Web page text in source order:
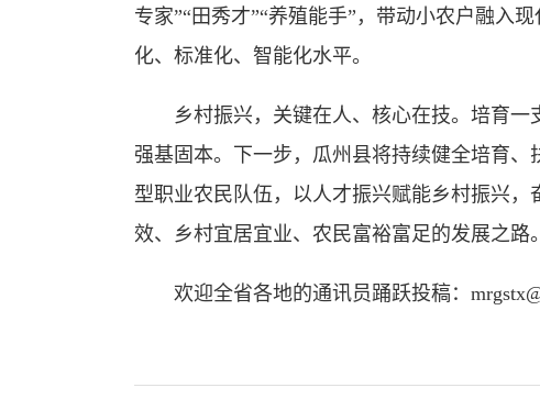
专家”“田秀才”“养殖能手”，带动小农户融入
化、标准化、智能化水平。
乡村振兴，关键在人、核心在技。培育
强基固本。下一步，瓜州县将持续健全培育
型职业农民队伍，以人才振兴赋能乡村振兴
效、乡村宜居宜业、农民富裕富足的发展之路。
欢迎全省各地的通讯员踊跃投稿：